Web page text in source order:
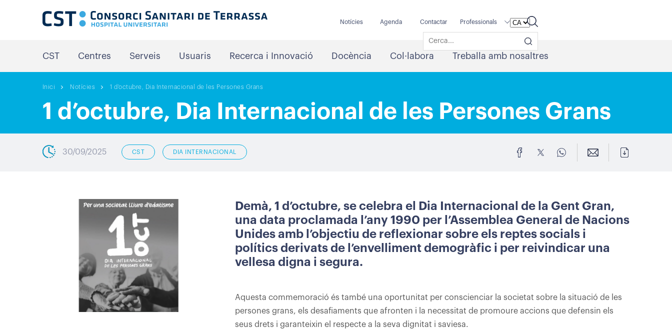
Notícies Agenda Contactar Professionals
CST Centres Serveis Usuaris Recerca i Innovació Docència Col·labora Treballa amb nosaltres
Inici Notícies 1 d'octubre, Dia Internacional de les Persones Grans
1 d’octubre, Dia Internacional de les Persones Grans
30/09/2025 CST DIA INTERNACIONAL
Demà, 1 d’octubre, se celebra el Dia Internacional de la Gent Gran,
una data proclamada l’any 1990 per l’Assemblea General de Nacions
Unides amb l’objectiu de reflexionar sobre els reptes socials i
polítics derivats de l’envelliment demogràfic i per reivindicar una
vellesa digna i segura.
Aquesta commemoració és també una oportunitat per conscienciar la societat sobre la situació de les
persones grans, els desafiaments que afronten i la necessitat de promoure accions que defensin els
seus drets i garanteixin el respecte a la seva dignitat i saviesa.